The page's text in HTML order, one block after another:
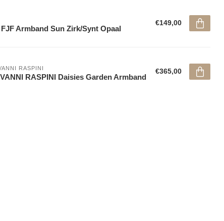
FJF Armband Sun Zirk/Synt Opaal
€149,00
RASPINI
RASPINI Daisies Garden Armband
€365,00